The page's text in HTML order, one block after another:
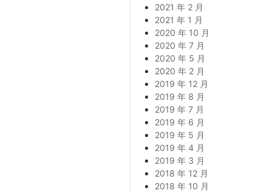
2021 年 2 月
2021 年 1 月
2020 年 10 月
2020 年 7 月
2020 年 5 月
2020 年 2 月
2019 年 12 月
2019 年 8 月
2019 年 7 月
2019 年 6 月
2019 年 5 月
2019 年 4 月
2019 年 3 月
2018 年 12 月
2018 年 10 月